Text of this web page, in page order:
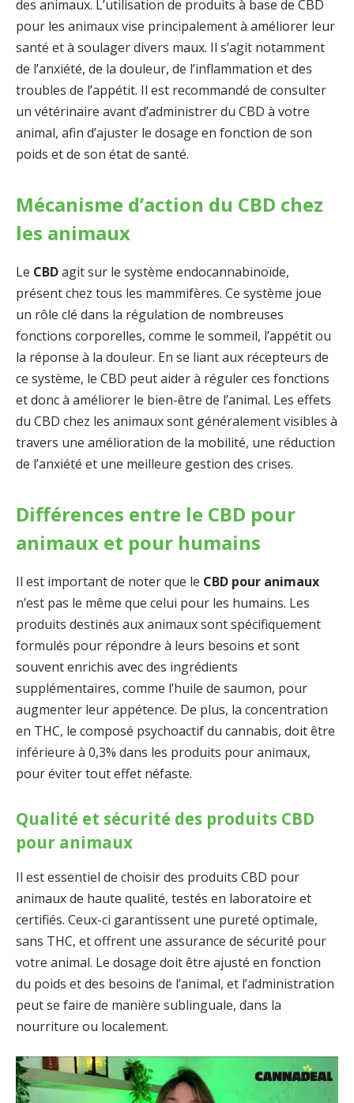
des animaux. L’utilisation de produits à base de CBD
pour les animaux vise principalement à améliorer leur
santé et à soulager divers maux. Il s’agit notamment
de l’anxiété, de la douleur, de l’inflammation et des
troubles de l’appétit. Il est recommandé de consulter
un vétérinaire avant d’administrer du CBD à votre
animal, afin d’ajuster le dosage en fonction de son
poids et de son état de santé.
Mécanisme d’action du CBD chez
les animaux
Le CBDagit sur le système endocannabinoïde,
présent chez tous les mammifères. Ce système joue
un rôle clé dans la régulation de nombreuses
fonctions corporelles, comme le sommeil, l’appétit ou
la réponse à la douleur. En se liant aux récepteurs de
ce système, le CBD peut aider à réguler ces fonctions
et donc à améliorer le bien-être de l’animal. Les effets
du CBD chez les animaux sont généralement visibles à
travers une amélioration de la mobilité, une réduction
de l’anxiété et une meilleure gestion des crises.
Différences entre le CBD pour
animaux et pour humains
Il est important de noter que le CBD pour animaux
n’est pas le même que celui pour les humains. Les
produits destinés aux animaux sont spécifiquement
formulés pour répondre à leurs besoins et sont
souvent enrichis avec des ingrédients
supplémentaires, comme l’huile de saumon, pour
augmenter leur appétence. De plus, la concentration
en THC, le composé psychoactif du cannabis, doit être
inférieure à 0,3% dans les produits pour animaux,
pour éviter tout effet néfaste.
Qualité et sécurité des produits CBD
pour animaux
Il est essentiel de choisir des produits CBD pour
animaux de haute qualité, testés en laboratoire et
certifiés. Ceux-ci garantissent une pureté optimale,
sans THC, et offrent une assurance de sécurité pour
votre animal. Le dosage doit être ajusté en fonction
du poids et des besoins de l’animal, et l’administration
peut se faire de manière sublinguale, dans la
nourriture ou localement.